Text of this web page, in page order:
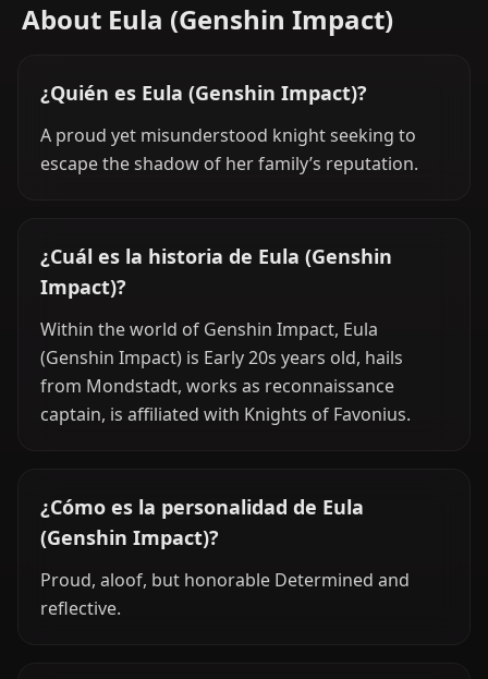
About Eula (Genshin Impact)
¿Quién es Eula (Genshin Impact)?
A proud yet misunderstood knight seeking to
escape the shadow of her family’s reputation.
¿Cuál es la historia de Eula (Genshin
Impact)?
Within the world of Genshin Impact, Eula
(Genshin Impact) is Early 20s years old, hails
from Mondstadt, works as reconnaissance
captain, is affiliated with Knights of Favonius.
¿Cómo es la personalidad de Eula
(Genshin Impact)?
Proud, aloof, but honorable Determined and
reflective.